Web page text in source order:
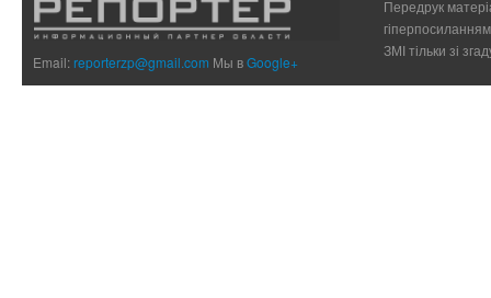
Email:reporterzp@gmail.com Мы вGoogle+
Передрук
ЗМІ тільки зі